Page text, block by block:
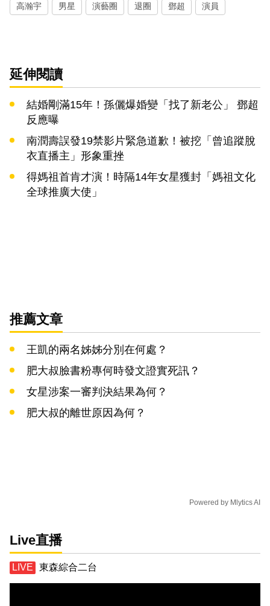
高瀚宇 男星 演藝圈 退圈 鄧超 演員
延伸閱讀
結婚剛滿15年！孫儷爆婚變「找了新老公」 鄧超
反應曝
南潤壽誤發19禁影片緊急道歉！被挖「曾追蹤脫
衣直播主」形象重挫
得媽祖首肯才演！時隔14年女星獲封「媽祖文化
全球推廣大使」
推薦文章
王凱的兩名姊姊分別在何處？
肥大叔臉書粉專何時發文證實死訊？
女星涉案一審判決結果為何？
肥大叔的離世原因為何？
Powered by Mlytics AI
Live直播
東森綜合二台